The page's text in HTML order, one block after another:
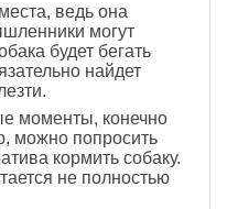
ведь она
могут
будет бегать
найдет
моменты, конечно
можно попросить
кормить собаку.
не полностью